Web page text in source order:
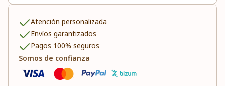
Atención personalizada
Envíos garantizados
Pagos 100% seguros
Somos de confianza